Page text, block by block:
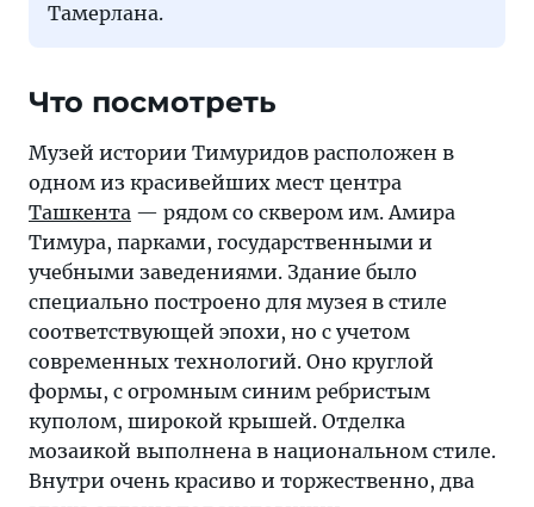
Тамерлана.
Что посмотреть
Музей истории Тимуридов расположен в
одном из красивейших мест центра
Ташкента — рядом со сквером им. Амира
Тимура, парками, государственными и
учебными заведениями. Здание было
специально построено для музея в стиле
соответствующей эпохи, но с учетом
современных технологий. Оно круглой
формы, с огромным синим ребристым
куполом, широкой крышей. Отделка
мозаикой выполнена в национальном стиле.
Внутри очень красиво и торжественно, два